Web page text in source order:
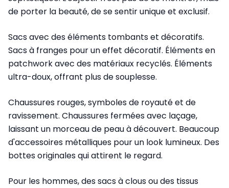
de porter la beauté, de se sentir unique et exclusif.
Sacs avec des éléments tombants et décoratifs.
Sacs à franges pour un effet décoratif. Éléments en
patchwork avec des matériaux recyclés. Éléments
ultra-doux, offrant plus de souplesse.
Chaussures rouges, symboles de royauté et de
ravissement. Chaussures fermées avec laçage,
laissant un morceau de peau à découvert. Beaucoup
d'accessoires métalliques pour un look lumineux. Des
bottes originales qui attirent le regard.
Pour les hommes, des sacs à clous ou des tissus